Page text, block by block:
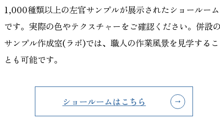
1,000種類以上の左官サンプルが展示されたショールーム
です。実際の色やテクスチャーをご確認ください。併設
サンプル作成室(ラボ)では、職人の作業風景を見学するこ
とも可能です。
ショールームはこちら